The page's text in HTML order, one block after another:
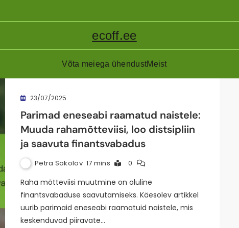
ecoff.ee
Võta meiega ühendustMeist
23/07/2025
Parimad eneseabi raamatud naistele:
Muuda rahamõtteviisi, loo distsipliin
ja saavuta finantsvabadus
Petra Sokolov 17 mins 0
Raha mõtteviisi muutmine on oluline
finantsvabaduse saavutamiseks. Käesolev artikkel
uurib parimaid eneseabi raamatuid naistele, mis
keskenduvad piiravate…